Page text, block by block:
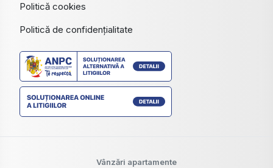
Politică cookies
Politică de confidențialitate
Vânzări apartamente